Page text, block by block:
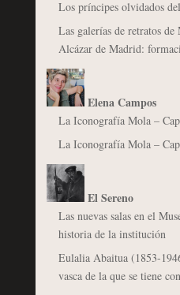
Los príncipes olvidados
Las galerías de retratos
Alcázar de Madrid:
Elena Campos
La Iconografía Mola –
La Iconografía Mola –
El Sereno
Las nuevas salas en el
historia de la institución
Eulalia Abaitua (1853-
vasca de la que se tiene